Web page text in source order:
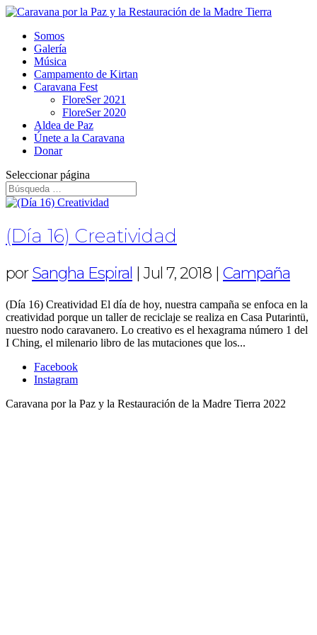
Somos
Galería
Música
Campamento de Kirtan
Caravana Fest
FloreSer 2021
FloreSer 2020
Aldea de Paz
Únete a la Caravana
Donar
Seleccionar página
(Día 16) Creatividad
porSangha Espiral |Jul 7, 2018 | Campaña
(Día 16) Creatividad El día de hoy, nuestra campaña se enfoca en la
creatividad porque un taller de reciclaje se realiza en Casa Putarintü,
nuestro nodo caravanero. Lo creativo es el hexagrama número 1 del
I Ching, el milenario libro de las mutaciones que los...
Facebook
Instagram
Caravana por la Paz y la Restauración de la Madre Tierra 2022